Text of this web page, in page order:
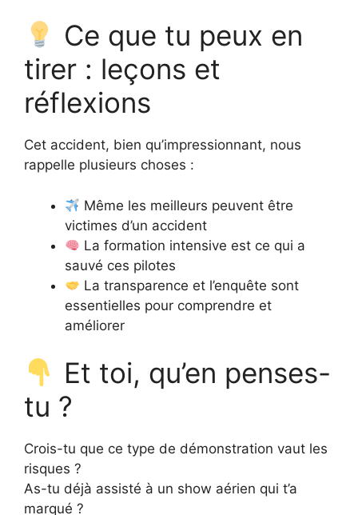
Ce que tu peux en
tirer : leçons et
réflexions
Cet accident, bien qu’impressionnant, nous
rappelle plusieurs choses :
Même les meilleurs peuvent être
victimes d’un accident
La formation intensive est ce qui a
sauvé ces pilotes
La transparence et l’enquête sont
essentielles pour comprendre et
améliorer
Et toi, qu’en penses-
tu ?
Crois-tu que ce type de démonstration vaut les
risques ?
As-tu déjà assisté à un show aérien qui t’a
marqué ?